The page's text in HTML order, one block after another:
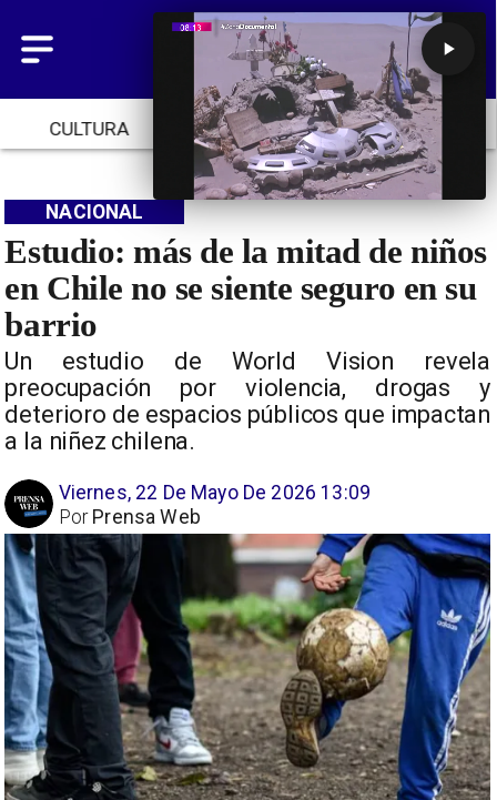
CULTURA TENDENCIAS INICIO
Estudio: más de la mitad de niños
en Chile no se siente seguro en su
barrio
Un estudio de World Vision revela
preocupación por violencia, drogas y
deterioro de espacios públicos que impactan
a la niñez chilena.
NACIONAL
Viernes, 22 De Mayo De 2026 13:09
Prensa Web
Por